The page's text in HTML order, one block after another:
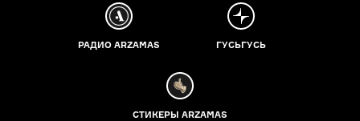
РАДИО ARZAMAS ГУСЬГУСЬ
СТИКЕРЫ ARZAMAS